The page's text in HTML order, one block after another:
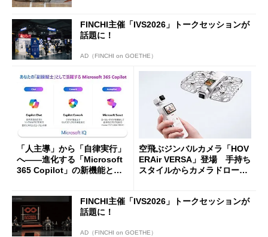
FINCHI主催「IVS2026」トークセッションが
話題に！
AD（FINCHI on GOETHE）
「人主導」から「自律実行」
へ――進化する「Microsoft
365 Copilot」の新機能とエ
空飛ぶジンバルカメラ「HOV
ERAir VERSA」登場 手持ち
スタイルからカメラドローン
FINCHI主催「IVS2026」トークセッションが
話題に！
AD（FINCHI on GOETHE）